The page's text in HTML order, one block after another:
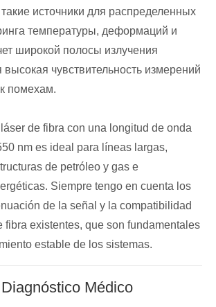
источники для распределенных
температуры, деформаций и
широкой полосы излучения
высокая чувствительность измерений
помехам.
de fibra con una longitud de onda
nm es ideal para líneas largas,
de petróleo y gas e
Siempre tengo en cuenta los
de la señal y la compatibilidad
fibra existentes, que son fundamentales
estable de los sistemas.
Médico